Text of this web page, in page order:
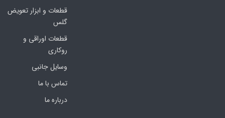
قطعات و ابزار تعویض
گلس
قطعات اوراقی و
روکاری
وسایل جانبی
تماس با ما
درباره ما